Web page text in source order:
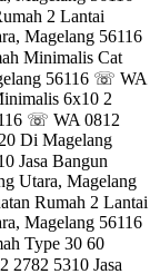
2 Lantai
Magelang 56116
Minimalis Cat
56116 ☏ WA
6x10 2
☏ WA 0812
Di Magelang
Jasa Bangun
Utara, Magelang
Rumah 2 Lantai
Magelang 56116
Type 30 60
2782 5310 Jasa